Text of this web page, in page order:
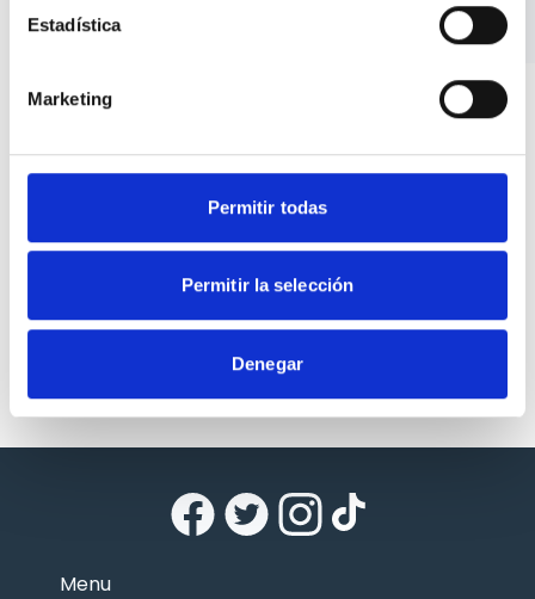
Estadística
Marketing
Permitir todas
Permitir la selección
Denegar
meilleure expérience gastronomique.
Menu